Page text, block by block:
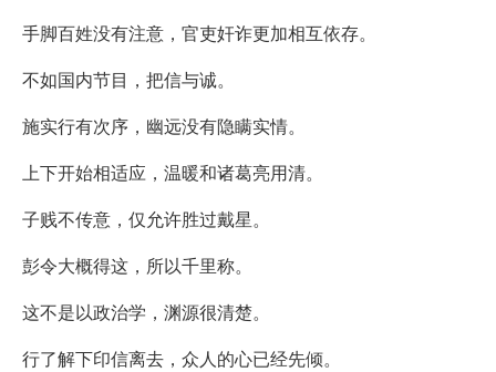
手脚百姓没有注意，官吏奸诈更加相互依存。
不如国内节目，把信与诚。
施实行有次序，幽远没有隐瞒实情。
上下开始相适应，温暖和诸葛亮用清。
子贱不传意，仅允许胜过戴星。
彭令大概得这，所以千里称。
这不是以政治学，渊源很清楚。
行了解下印信离去，众人的心已经先倾。